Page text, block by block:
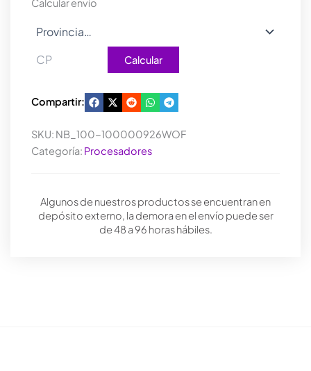
COOLER)
Calcular envío
Calcular
Compartir:
SKU: NB_100-100000926WOF
Categoría: Procesadores
Algunos de nuestros productos se encuentran en
depósito externo, la demora en el envío puede ser
de 48 a 96 horas hábiles.